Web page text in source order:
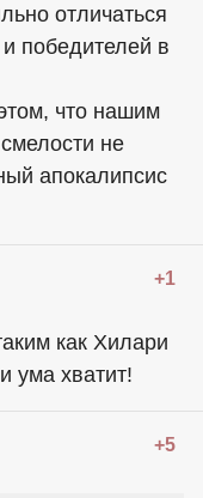
отличаться
победителей в
что нашим
не
апокалипсис
+1
как Хилари
ума хватит!
+5